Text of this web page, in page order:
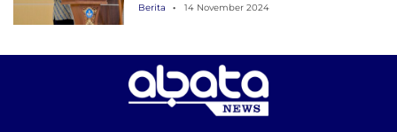
Berita 14 November 2024